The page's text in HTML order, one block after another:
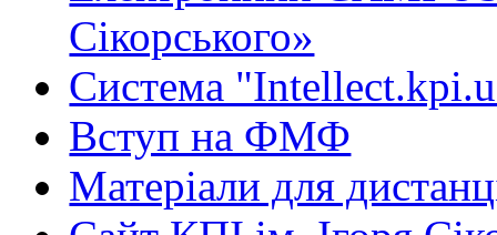
Сікорського»
Система
Вступ на ФМФ
Матеріали для